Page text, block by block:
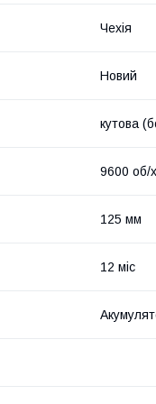
Чехія
Новий
кутова
9600 об/
125 мм
12 міс